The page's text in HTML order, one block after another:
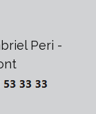
Peri -